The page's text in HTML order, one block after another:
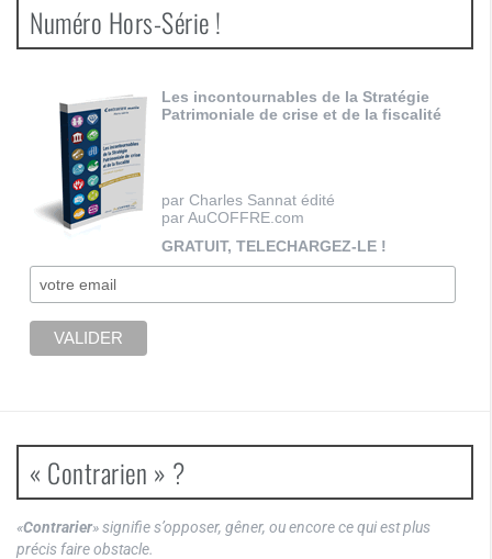
Numéro Hors-Série !
Les incontournables de la Stratégie
Patrimoniale de crise et de la fiscalité
par Charles Sannat édité
par AuCOFFRE.com
GRATUIT, TELECHARGEZ-LE !
« Contrarien » ?
«Contrarier» signifie s’opposer, gêner, ou encore ce qui est plus
précis faire obstacle.